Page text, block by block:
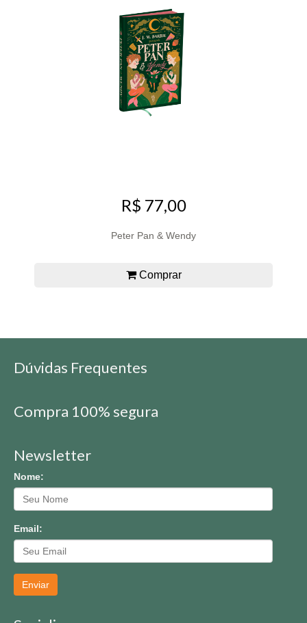
R$ 77,00
Peter Pan & Wendy
Comprar
Dúvidas Frequentes
Compra 100% segura
Newsletter
Nome:
Email:
Enviar